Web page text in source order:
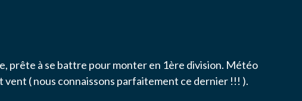
prête à se battre pour monter en 1ère division. Météo
vent ( nous connaissons parfaitement ce dernier !!! ).